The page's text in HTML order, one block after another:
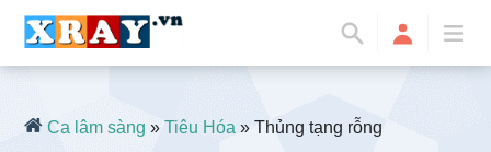
Ca lâm sàng »Tiêu Hóa » Thủng tạng rỗng